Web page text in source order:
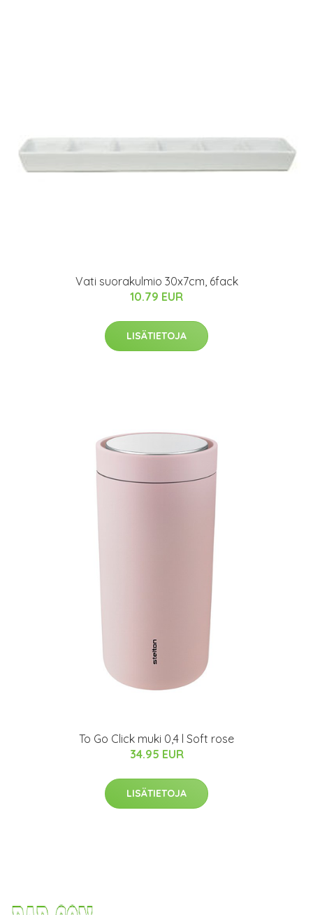
Vati suorakulmio 30x7cm, 6fack
10.79 EUR
LISÄTIETOJA
To Go Click muki 0,4 l Soft rose
34.95 EUR
LISÄTIETOJA